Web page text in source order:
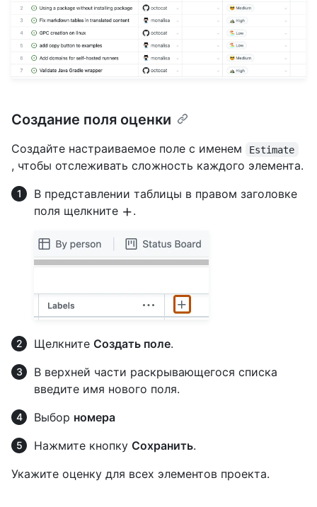
Создание поля оценки
Создайте настраиваемое поле с именем Estimate
, чтобы отслеживать сложность каждого элемента.
В представлении таблицы в правом заголовке
поля щелкните
.
Щелкните Создать поле.
В верхней части раскрывающегося списка
введите имя нового поля.
Выбор номера
Нажмите кнопку Сохранить.
Укажите оценку для всех элементов проекта.